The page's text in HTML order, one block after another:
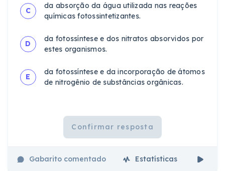
C
da absorção da água utilizada nas reações
químicas fotossintetizantes.
D
da fotossíntese e dos nitratos absorvidos por
estes organismos.
E
da fotossíntese e da incorporação de átomos
de nitrogênio de substâncias orgânicas.
Confirmar resposta
Gabarito comentado Estatísticas